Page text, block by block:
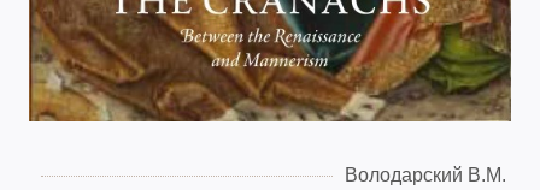
Володарский В.М.